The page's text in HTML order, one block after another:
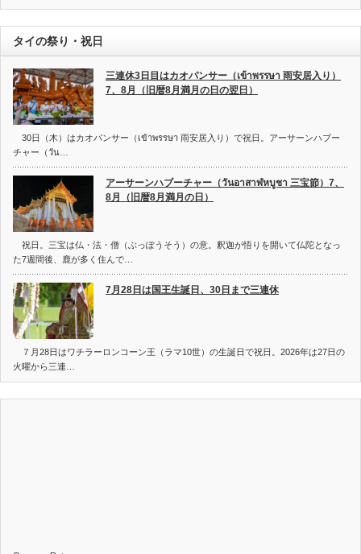
タイの祭り・祝日
三連休3日目はカオパンサー（เข้าพรรษา 雨安居入り）
7、8月（旧暦8月満月の日の翌日）
30日（木）はカオパンサー（เข้าพรรษา 雨安居入り）で祝日。アーサーンハブー
チャー（วัน…
アーサーンハブーチャー（วันอาสาฬหบูชา 三宝節）7、
8月（旧暦8月満月の日）
祝日。三宝は仏・法・僧（ぶっぽうそう）の意。釈迦が悟りを開いて仏陀となっ
た7週間後、鹿が多く住んで…
7月28日は国王生誕日、30日まで三連休
７月28日はワチラーロンコーン王（ラマ10世）の生誕日で祝日。2026年は27日の
火曜から三連…